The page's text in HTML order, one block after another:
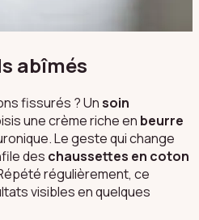
abîmés
fissurés ? Unsoin
une crème riche en beurre
Le geste qui change
des chaussettes en coton
régulièrement, ce
visibles en quelques